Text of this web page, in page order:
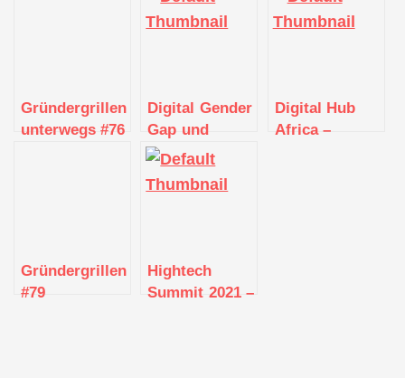
Gründergrillen
unterwegs #76
Digital Gender
Gap und
Frauen als
in der IT
Digital Hub
Africa –
Gründergrillen
#79
Hightech
Summit 2021 –